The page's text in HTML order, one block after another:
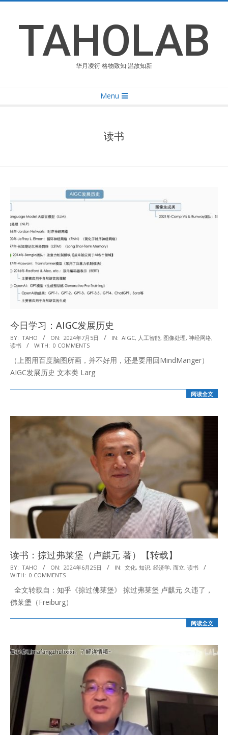
contentTAHOLAB
华月凌衍·格物致知·温故知新
Navigation
Menu
读书
今日学习：AIGC发展历史
2024-
07-
05
BY: TAHO ON: 2024年7月5日 IN: AIGC, 人工智能, 图像处理, 神经网络,
读书
WITH: 0 COMMENTS
（上图用百度脑图所画，并不好用，还是要用回MindManger）
AIGC发展历史 文本类 Larg
阅读全文
读书：掠过弗莱堡（卢麒元 著）【转载】
2024-
06-
25
BY: TAHO ON: 2024年6月25日 IN: 文化, 知识, 经济学, 而立, 读书
WITH: 0 COMMENTS
全文转载自：知乎《掠过佛莱堡》 掠过弗莱堡 卢麒元 久违了，
佛莱堡（Freiburg）
阅读全文